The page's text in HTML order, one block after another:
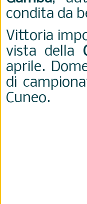
condita da
Vittoria
vista della
aprile.
di
Cuneo.